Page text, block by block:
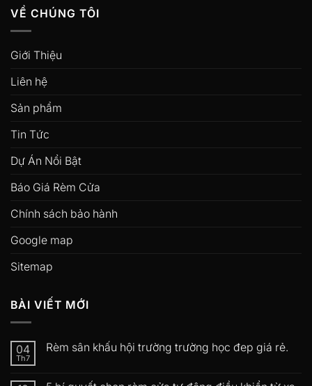
VỀ CHÚNG TÔI
Giới Thiệu
Liên hệ
Sản phẩm
Tin Tức
Dự Án Nổi Bật
Báo Giá Rèm Cửa
Chính sách bảo hành
Google map
Sitemap
BÀI VIẾT MỚI
04
Th7
Rèm sân khấu hội trường trường học đep giá rẻ.